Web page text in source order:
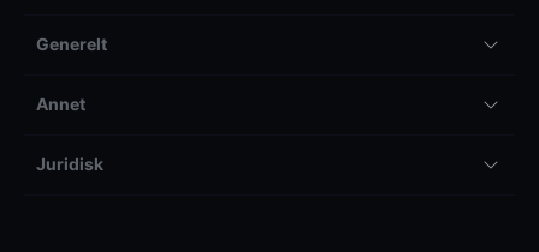
Generelt
Annet
Juridisk